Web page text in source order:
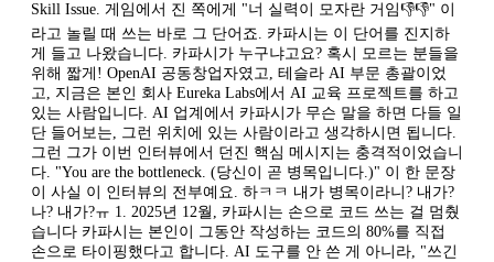
Skill Issue. 게임에서 진 쪽에게 "너 실력이 모자란 거임👎👎" 이
라고 놀릴 때 쓰는 바로 그 단어죠. 카파시는 이 단어를 진지하
게 들고 나왔습니다. 카파시가 누구냐고요? 혹시 모르는 분들을
위해 짧게! OpenAI 공동창업자였고, 테슬라 AI 부문 총괄이었
고, 지금은 본인 회사 Eureka Labs에서 AI 교육 프로젝트를 하고
있는 사람입니다. AI 업계에서 카파시가 무슨 말을 하면 다들 일
단 들어보는, 그런 위치에 있는 사람이라고 생각하시면 됩니다.
그런 그가 이번 인터뷰에서 던진 핵심 메시지는 충격적이었습니
다. "You are the bottleneck. (당신이 곧 병목입니다.)" 이 한 문장
이 사실 이 인터뷰의 전부예요. 하ㅋㅋ 내가 병목이라니? 내가?
나? 내가?ㅠ 1. 2025년 12월, 카파시는 손으로 코드 쓰는 걸 멈췄
습니다 카파시는 본인이 그동안 작성하는 코드의 80%를 직접
손으로 타이핑했다고 합니다. AI 도구를 안 쓴 게 아니라, "쓰긴